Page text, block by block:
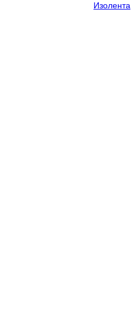
Изолента